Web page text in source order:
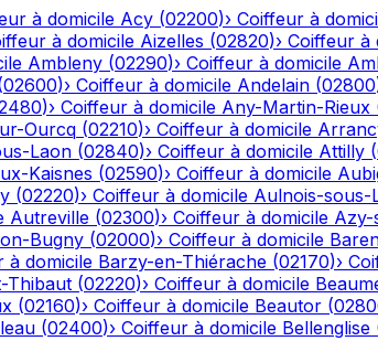
à domicile Acy (02200)› Coiffeur à
à domicile Aizelles (02820)› Coiffeur à
Ambleny (02290)› Coiffeur à domicile
02600)› Coiffeur à domicile Andelain (02800
)› Coiffeur à domicile Any-Martin-Rieux
Ourcq (02210)› Coiffeur à domicile
Laon (02840)› Coiffeur à domicile Attilly (
Kaisnes (02590)› Coiffeur à domicile
(02220)› Coiffeur à domicile Aulnois-sous-
Autreville (02300)› Coiffeur à domicile
Bugny (02000)› Coiffeur à domicile
à domicile Barzy-en-Thiérache (02170)›
Thibaut (02220)› Coiffeur à domicile
(02160)› Coiffeur à domicile Beautor (
(02400)› Coiffeur à domicile Bellenglise